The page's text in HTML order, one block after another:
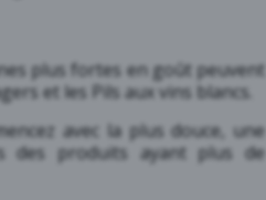
plus fortes en goût peuvent
et les Pils aux vins blancs.
avec la plus douce, une
des produits ayant plus de